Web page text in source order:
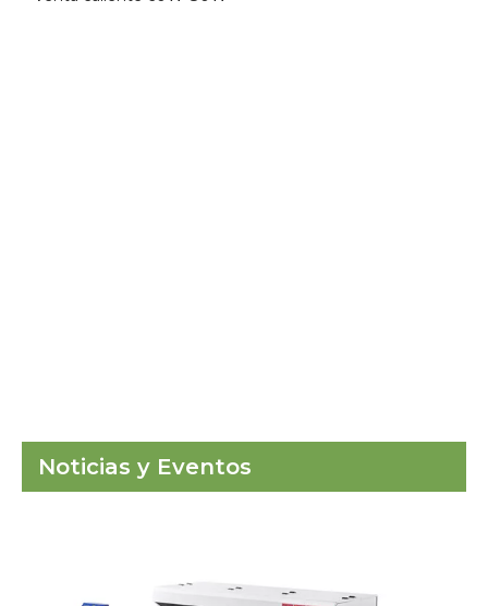
Noticias y Eventos